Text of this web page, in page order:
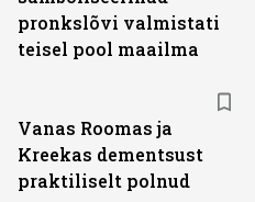
pronkslõvi valmistati
teisel pool maailma
Vanas Roomas ja
Kreekas dementsust
praktiliselt polnud